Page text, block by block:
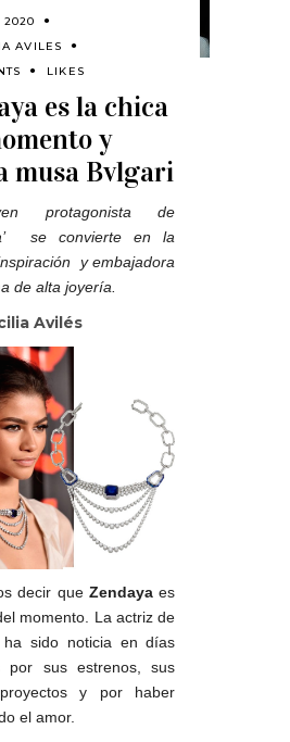
2020
AVILES
LIKES
es la chica
y
musa Bvlgari
protagonista de
se convierte en la
y embajadora
de alta joyería.
Avilés
decir queZendaya es
momento. La actriz de
ha sido noticia en días
por sus estrenos, sus
y por haber
el amor.